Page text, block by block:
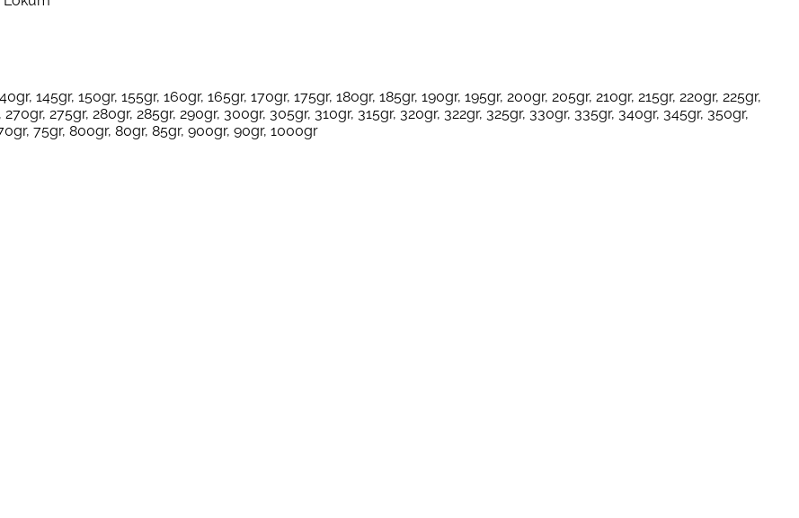
145gr, 150gr, 155gr, 160gr, 165gr, 170gr, 175gr, 180gr, 185gr, 190gr, 195gr, 200gr, 205gr, 210gr, 215gr, 220gr, 225gr,
275gr, 280gr, 285gr, 290gr, 300gr, 305gr, 310gr, 315gr, 320gr, 322gr, 325gr, 330gr, 335gr, 340gr, 345gr, 350gr,
75gr, 800gr, 80gr, 85gr, 900gr, 90gr, 1000gr